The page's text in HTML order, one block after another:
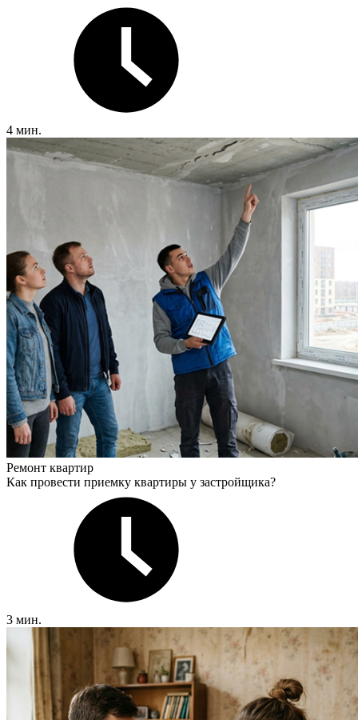
4 мин.
Ремонт квартир
Как провести приемку квартиры у застройщика?
3 мин.